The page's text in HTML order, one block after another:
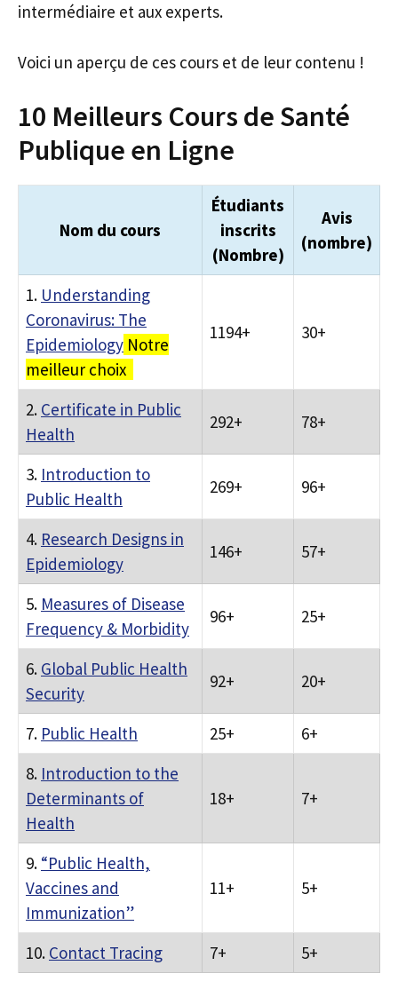
intermédiaire et aux experts.
Voici un aperçu de ces cours et de leur contenu !
10 Meilleurs Cours de Santé
Publique en Ligne
Nom du cours
Étudiants
inscrits
(Nombre)
Avis
(nombre)
1. Understanding
Coronavirus: The
Epidemiology Notre
meilleur choix
1194+ 30+
2. Certificate in Public
Health
292+ 78+
3. Introduction to
Public Health
269+ 96+
4. Research Designs in
Epidemiology
146+ 57+
5. Measures of Disease
Frequency & Morbidity
96+ 25+
6. Global Public Health
Security
92+ 20+
7. Public Health 25+
6+
8. Introduction to the
Determinants of
Health
18+ 7+
9. “Public Health,
Vaccines and
Immunization”
11+ 5+
10. Contact Tracing 7+ 5+